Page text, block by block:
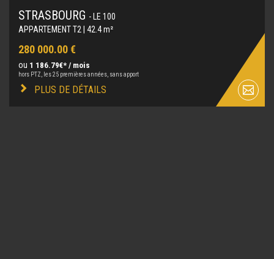
STRASBOURG - LE 100
APPARTEMENT T2 | 42.4 m²
280 000.00 €
ou 1 186.79€* / mois
hors PTZ, les 25 premières années, sans apport
PLUS DE DÉTAILS